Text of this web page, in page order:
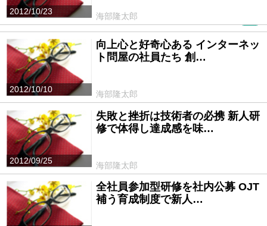
2012/10/23
海部隆太郎
2012/10/10
向上心と好奇心ある インターネッ
ト問屋の社員たち 創…
海部隆太郎
2012/09/25
失敗と挫折は技術者の必携 新人研
修で体得し達成感を味…
海部隆太郎
全社員参加型研修を社内公募 OJT
補う育成制度で新人…